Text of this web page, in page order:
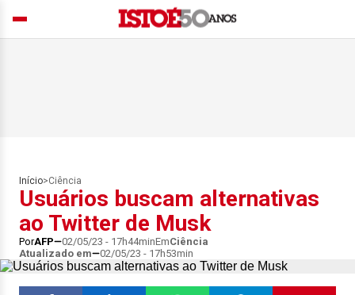
Início>Ciência
Usuários buscam alternativas
ao Twitter de Musk
PorAFP 02/05/23 - 17h44minEmCiência
Atualizado em
02/05/23 - 17h53min